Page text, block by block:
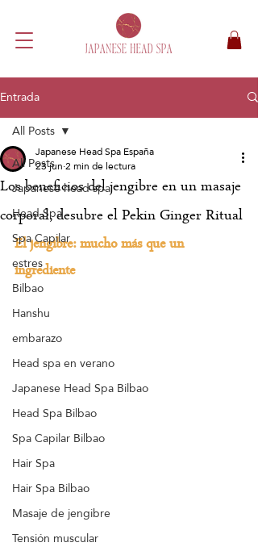
Entrada
All Posts
Japanese head spa
Head Spa
Spa Capilar
estres
Bilbao
Hanshu
embarazo
Head spa en verano
Japanese Head Spa Bilbao
Head Spa Bilbao
Spa Capilar Bilbao
Hair Spa
Hair Spa Bilbao
Masaje de jengibre
Tensión muscular
All Posts
Los beneficios del jengibre en un masaje
corporal, desubre el Pekin Ginger Ritual
Japanese Head Spa España
23 jun2 min de lectura
El jengibre: mucho más que un
ingrediente